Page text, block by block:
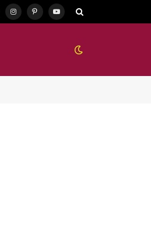
InstagramPinterestYouTube